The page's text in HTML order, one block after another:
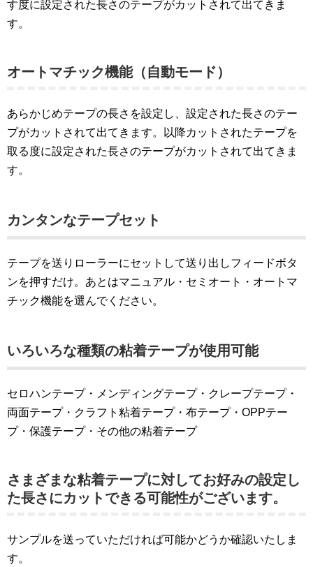
す度に設定された長さのテープがカットされて出てきま
す。
オートマチック機能（自動モード）
あらかじめテープの長さを設定し、設定された長さのテー
プがカットされて出てきます。以降カットされたテープを
取る度に設定された長さのテープがカットされて出てきま
す。
カンタンなテープセット
テープを送りローラーにセットして送り出しフィードボタ
ンを押すだけ。あとはマニュアル・セミオート・オートマ
チック機能を選んでください。
いろいろな種類の粘着テープが使用可能
セロハンテープ・メンディングテープ・クレープテープ・
両面テープ・クラフト粘着テープ・布テープ・OPPテー
プ・保護テープ・その他の粘着テープ
さまざまな粘着テープに対してお好みの設定し
た長さにカットできる可能性がございます。
サンプルを送っていただければ可能かどうか確認いたしま
す。